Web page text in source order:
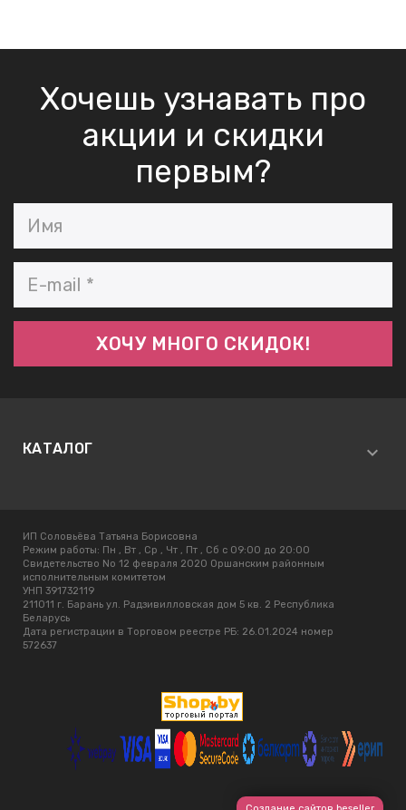
Хочешь узнавать про
акции и скидки
первым?
КАТАЛОГ
ИП Соловьёва Татьяна Борисовна
Режим работы: Пн , Вт , Ср , Чт , Пт , Сб c 09:00 до 20:00
Свидетельство No 12 февраля 2020 Оршанским районным
исполнительным комитетом
УНП 391732119
211011 г. Барань ул. Радзивилловская дом 5 кв. 2 Республика
Беларусь
Дата регистрации в Торговом реестре РБ: 26.01.2024 номер
572637